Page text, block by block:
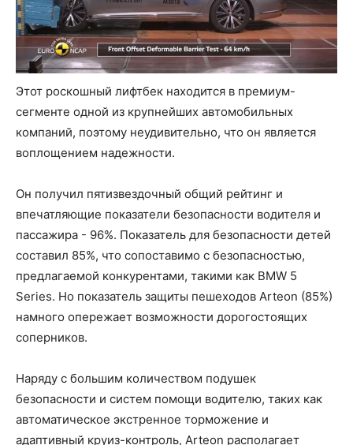
Этот роскошный лифтбек находится в премиум-
сегменте одной из крупнейших автомобильных
компаний, поэтому неудивительно, что он является
воплощением надежности.
Он получил пятизвездочный общий рейтинг и
впечатляющие показатели безопасности водителя и
пассажира - 96%. Показатель для безопасности детей
составил 85%, что сопоставимо с безопасностью,
предлагаемой конкурентами, такими как BMW 5
Series. Но показатель защиты пешеходов Arteon (85%)
намного опережает возможности дорогостоящих
соперников.
Наряду с большим количеством подушек
безопасности и систем помощи водителю, таких как
автоматическое экстренное торможение и
адаптивный круиз-контроль, Arteon располагает